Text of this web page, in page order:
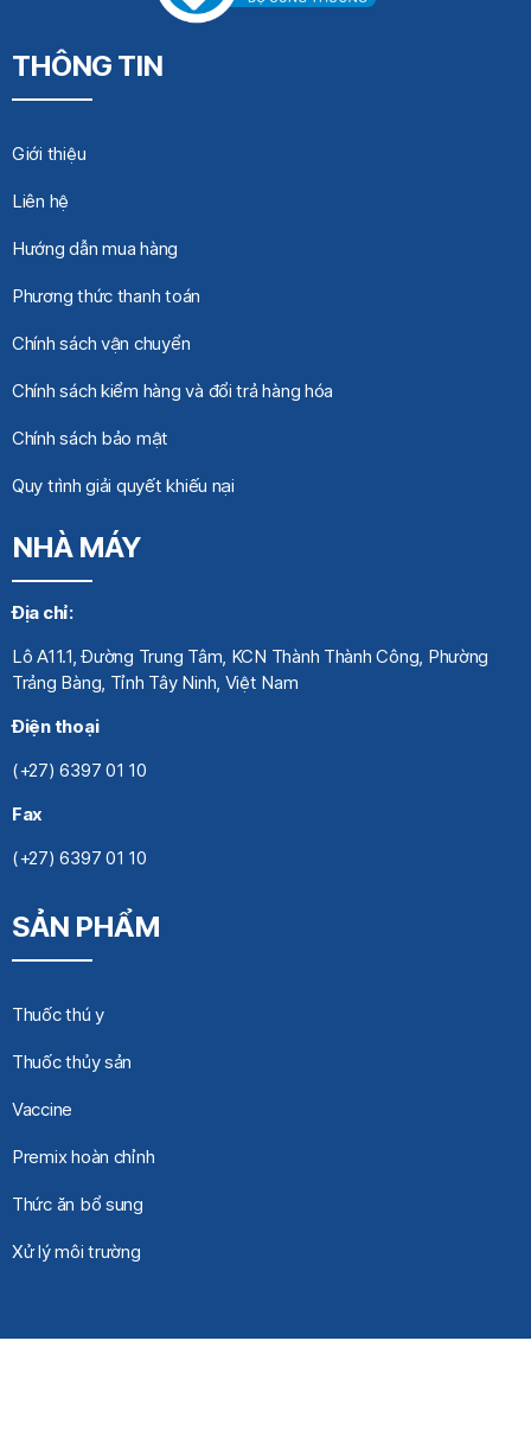
THÔNG TIN
Giới thiệu
Liên hệ
Hướng dẫn mua hàng
Phương thức thanh toán
Chính sách vận chuyển
Chính sách kiểm hàng và đổi trả hàng hóa
Chính sách bảo mật
Quy trình giải quyết khiếu nại
NHÀ MÁY
Địa chỉ:
Lô A11.1, Đường Trung Tâm, KCN Thành Thành Công, Phường
Trảng Bàng, Tỉnh Tây Ninh, Việt Nam
Điện thoại
(+27) 6397 01 10
Fax
(+27) 6397 01 10
SẢN PHẨM
Thuốc thú y
Thuốc thủy sản
Vaccine
Premix hoàn chỉnh
Thức ăn bổ sung
Xử lý môi trường